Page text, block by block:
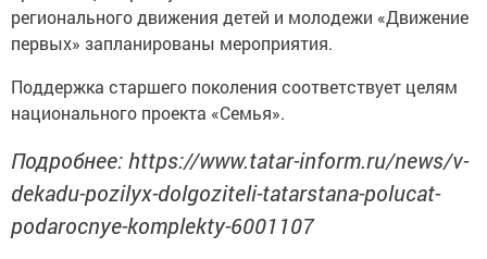
регионального движения детей и молодежи «Движение
первых» запланированы мероприятия.
Поддержка старшего поколения соответствует целям
национального проекта «Семья».
Подробнее: https://www.tatar-inform.ru/news/v-
dekadu-pozilyx-dolgoziteli-tatarstana-polucat-
podarocnye-komplekty-6001107